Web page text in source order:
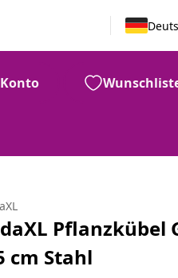
Konto
Pflanzkübel
cm Stahl